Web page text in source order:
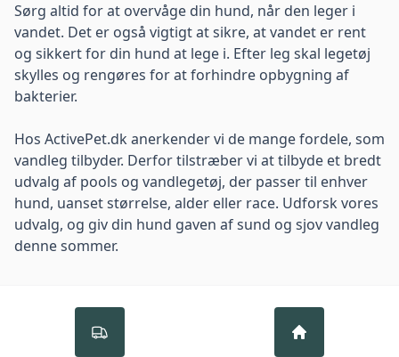
Sørg altid for at overvåge din hund, når den leger i
vandet. Det er også vigtigt at sikre, at vandet er rent
og sikkert for din hund at lege i. Efter leg skal legetøj
skylles og rengøres for at forhindre opbygning af
bakterier.
Hos ActivePet.dk anerkender vi de mange fordele, som
vandleg tilbyder. Derfor tilstræber vi at tilbyde et bredt
udvalg af pools og vandlegetøj, der passer til enhver
hund, uanset størrelse, alder eller race. Udforsk vores
udvalg, og giv din hund gaven af sund og sjov vandleg
denne sommer.